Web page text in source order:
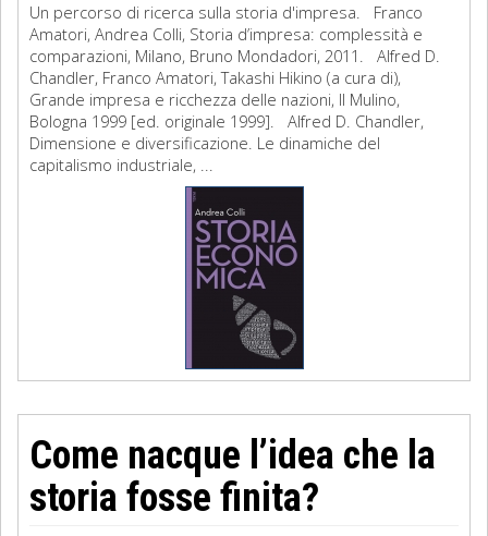
Un percorso di ricerca sulla storia d'impresa. Franco
Amatori, Andrea Colli, Storia d’impresa: complessità e
comparazioni, Milano, Bruno Mondadori, 2011. Alfred D.
Chandler, Franco Amatori, Takashi Hikino (a cura di),
Grande impresa e ricchezza delle nazioni, Il Mulino,
Bologna 1999 [ed. originale 1999]. Alfred D. Chandler,
Dimensione e diversificazione. Le dinamiche del
capitalismo industriale, ...
Come nacque l’idea che la
storia fosse finita?